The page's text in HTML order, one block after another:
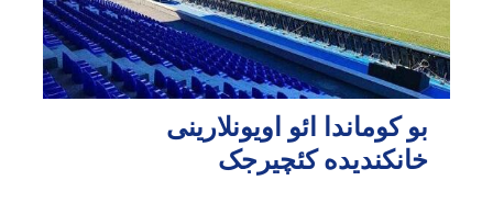
بو کوماندا ائو اویونلارینی
خانکندیده کئچیرجک